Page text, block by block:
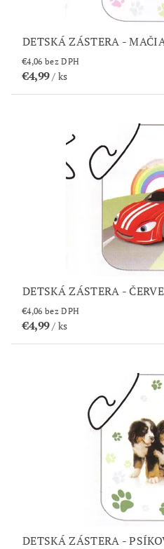
DETSKÁ ZÁSTERA -
€4,06 bez DPH
€4,99/ ks
DETSKÁ ZÁSTERA -
€4,06 bez DPH
€4,99/ ks
DETSKÁ ZÁSTERA -